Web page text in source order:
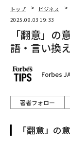
トップ ビジネス
2025.09.03 19:33
「翻意」の
語・言い換
Forbes
著者フォロー
「翻意」の